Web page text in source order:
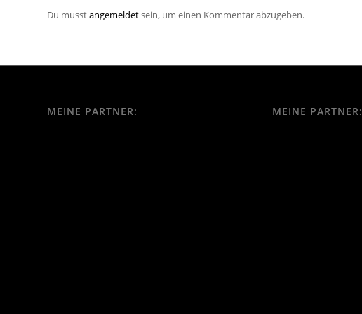
Du musstangemeldetsein, um einen Kommentar abzugeben.
MEINE PARTNER: MEINE PARTNER: